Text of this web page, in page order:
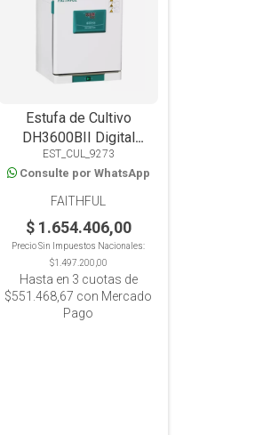
Estufa de Cultivo
DH3600BII Digital
35x35x35, 45L
EST_CUL_9273
Consulte por WhatsApp
FAITHFUL
$ 1.654.406,00
Precio Sin Impuestos Nacionales:
$1.497.200,00
Hasta en 3 cuotas de
$551.468,67 con Mercado
Pago